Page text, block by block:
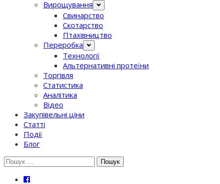
Вирощування
Свинарство
Скотарство
Птахівництво
Переробка
Технології
Альтернативні протеїни
Торгівля
Статистика
Аналітика
Відео
Закупівельні ціни
Статті
Події
Блог
Шукати: